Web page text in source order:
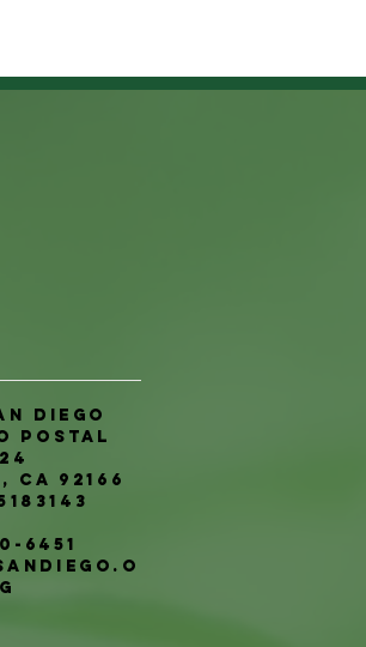
Diego
postal
CA 92166
6451